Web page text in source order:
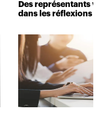
Des représentants
dans les réflexions de